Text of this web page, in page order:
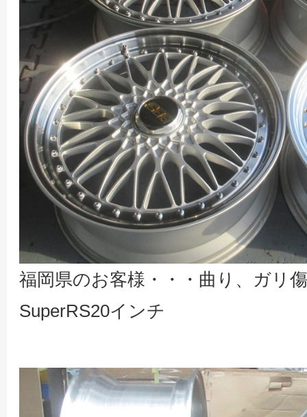
福岡県のお客様・・・曲り、ガリ
SuperRS20インチ